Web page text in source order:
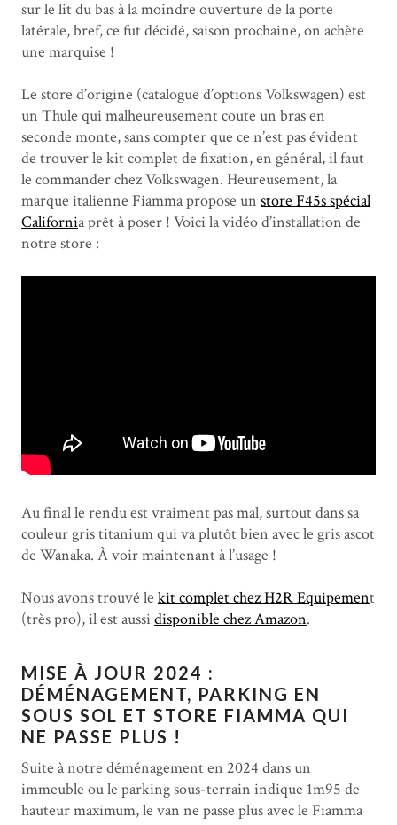
sur le lit du bas à la moindre ouverture de la porte
latérale, bref, ce fut décidé, saison prochaine, on achète
une marquise !
Le store d’origine (catalogue d’options Volkswagen) est
un Thule qui malheureusement coute un bras en
seconde monte, sans compter que ce n’est pas évident
de trouver le kit complet de fixation, en général, il faut
le commander chez Volkswagen. Heureusement, la
marque italienne Fiamma propose un store F45s spécial
California prêt à poser ! Voici la vidéo d’installation de
notre store :
Au final le rendu est vraiment pas mal, surtout dans sa
couleur gris titanium qui va plutôt bien avec le gris ascot
de Wanaka. À voir maintenant à l’usage !
Nous avons trouvé le kit complet chez H2R Equipement
(très pro), il est aussidisponible chez Amazon.
MISE À JOUR 2024 :
DÉMÉNAGEMENT, PARKING EN
SOUS SOL ET STORE FIAMMA QUI
NE PASSE PLUS !
Suite à notre déménagement en 2024 dans un
immeuble ou le parking sous-terrain indique 1m95 de
hauteur maximum, le van ne passe plus avec le Fiamma